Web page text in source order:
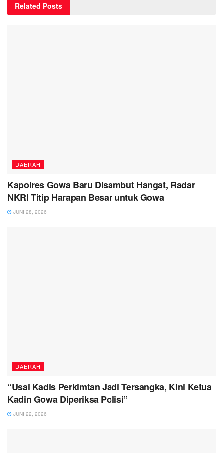
Related Posts
DAERAH
Kapolres Gowa Baru Disambut Hangat, Radar
NKRI Titip Harapan Besar untuk Gowa
JUNI 28, 2026
DAERAH
“Usai Kadis Perkimtan Jadi Tersangka, Kini Ketua
Kadin Gowa Diperiksa Polisi”
JUNI 22, 2026